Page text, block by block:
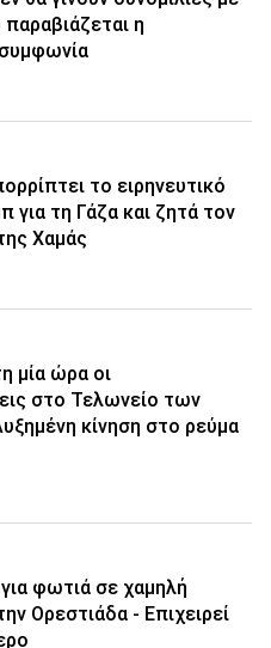
η
το ειρηνευτικό
για τη Γάζα και ζητά τον
Χαμάς
μία ώρα οι
στο Τελωνείο των
κίνηση στο ρεύμα
φωτιά σε χαμηλή
Ορεστιάδα - Επιχειρεί